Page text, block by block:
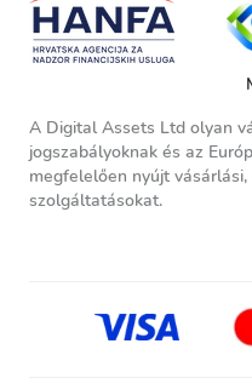
A Digital Assets Ltd olyan
jogszabályoknak és az
megfelelően nyújt
szolgáltatásokat.